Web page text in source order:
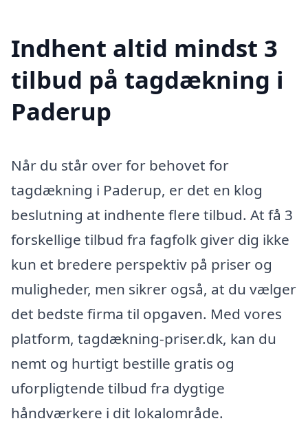
Indhent altid mindst 3
tilbud på tagdækning i
Paderup
Når du står over for behovet for
tagdækning i Paderup, er det en klog
beslutning at indhente flere tilbud. At få 3
forskellige tilbud fra fagfolk giver dig ikke
kun et bredere perspektiv på priser og
muligheder, men sikrer også, at du vælger
det bedste firma til opgaven. Med vores
platform, tagdækning-priser.dk, kan du
nemt og hurtigt bestille gratis og
uforpligtende tilbud fra dygtige
håndværkere i dit lokalområde.